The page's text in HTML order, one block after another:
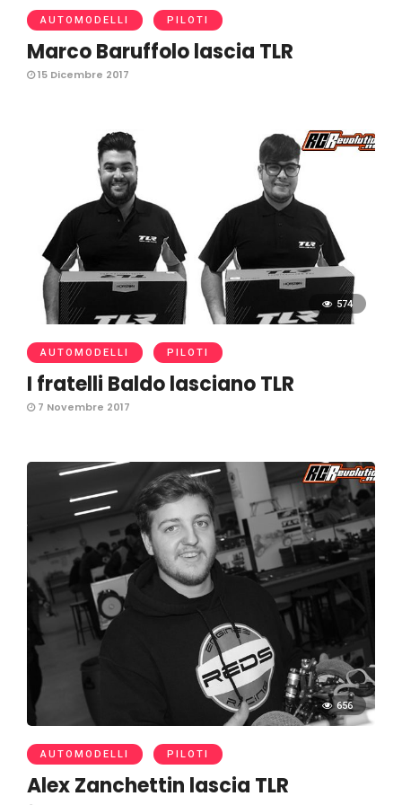
AUTOMODELLI PILOTI
Marco Baruffolo lascia TLR
15 Dicembre 2017
574
AUTOMODELLI PILOTI
I fratelli Baldo lasciano TLR
7 Novembre 2017
656
AUTOMODELLI PILOTI
Alex Zanchettin lascia TLR